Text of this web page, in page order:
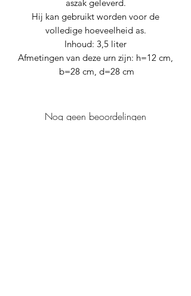
aszak geleverd.
Hij kan gebruikt worden voor de
volledige hoeveelheid as.
Inhoud: 3,5 liter
Afmetingen van deze urn zijn: h=12 cm,
b=28 cm, d=28 cm
Nog geen beoordelingen